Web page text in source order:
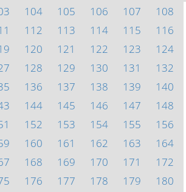
104 105 106 107
108
112 113 114 115
116
120 121 122 123
124
128 129 130 131
132
136 137 138 139
140
144 145 146 147
148
152 153 154 155
156
160 161 162 163
164
168 169 170 171
172
176 177 178 179
180